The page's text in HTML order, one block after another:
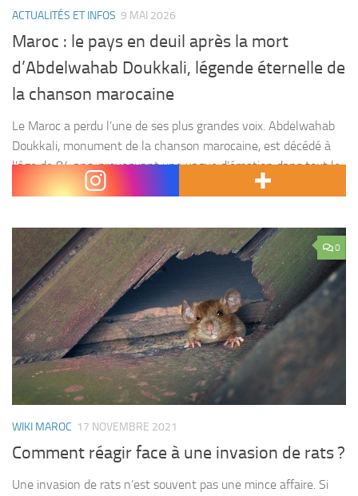
ACTUALITÉS ET INFOS 9 MAI 2026
Maroc : le pays en deuil après la mort
d’Abdelwahab Doukkali, légende éternelle de
la chanson marocaine
Le Maroc a perdu l’une de ses plus grandes voix. Abdelwahab
Doukkali, monument de la chanson marocaine, est décédé à
l’âge de 84 ans, provoquant une vague d’émotion dans tout le
Royaume et bien...
0
WIKI MAROC 17 NOVEMBRE 2021
Comment réagir face à une invasion de rats ?
Une invasion de rats n’est souvent pas une mince affaire. Si